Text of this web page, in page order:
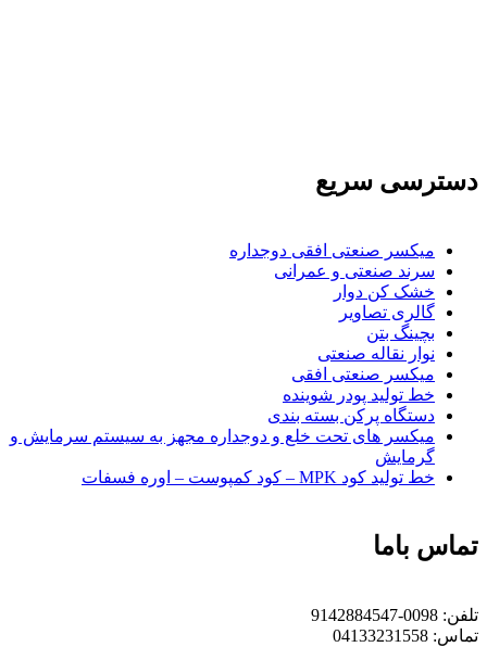
دسترسی سریع
میکسر صنعتی افقی دوجداره
سرند صنعتی و عمرانی
خشک کن دوار
گالری تصاویر
بچينگ بتن
نوار نقاله صنعتی
ميكسر صنعتی افقی
خط تولید پودر شوينده
دستگاه پرکن بسته بندی
میکسر های تحت خلع و دوجداره مجهز به سیستم سرمایش و
گرمایش
خط تولید کود MPK – کود کمپوست – اوره فسفات
تماس باما
تلفن:
تماس: